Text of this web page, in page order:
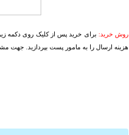
روش خرید: برای خرید پس از کلیک روی دکمه
هزینه ارسال را به مامور پست بپردازید. جهت